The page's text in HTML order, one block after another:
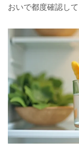
おいで都度確認して